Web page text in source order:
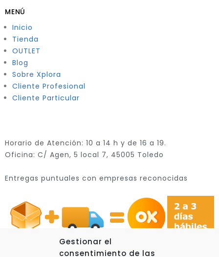
Gestionar el
consentimiento de las
MENÚ
Inicio
Tienda
OUTLET
Blog
Sobre Xplora
Cliente Profesional
Cliente Particular
Horario de Atención: 10 a 14 h y de 16 a 19.
Oficina: C/ Agen, 5 local 7, 45005 Toledo
Entregas puntuales con empresas reconocidas